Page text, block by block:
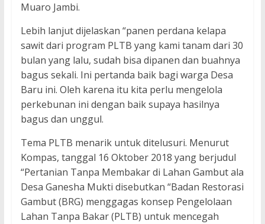
Muaro Jambi.
Lebih lanjut dijelaskan “panen perdana kelapa
sawit dari program PLTB yang kami tanam dari 30
bulan yang lalu, sudah bisa dipanen dan buahnya
bagus sekali. Ini pertanda baik bagi warga Desa
Baru ini. Oleh karena itu kita perlu mengelola
perkebunan ini dengan baik supaya hasilnya
bagus dan unggul.
Tema PLTB menarik untuk ditelusuri. Menurut
Kompas, tanggal 16 Oktober 2018 yang berjudul
“Pertanian Tanpa Membakar di Lahan Gambut ala
Desa Ganesha Mukti disebutkan “Badan Restorasi
Gambut (BRG) menggagas konsep Pengelolaan
Lahan Tanpa Bakar (PLTB) untuk mencegah